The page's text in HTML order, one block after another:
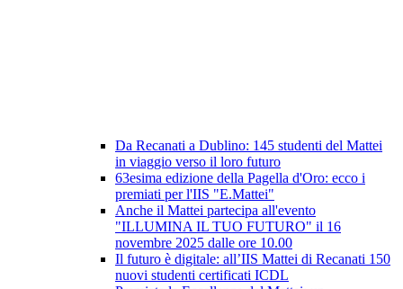
Da Recanati a Dublino: 145 studenti del Mattei
in viaggio verso il loro futuro
63esima edizione della Pagella d'Oro: ecco i
premiati per l'IIS "E.Mattei"
Anche il Mattei partecipa all'evento
"ILLUMINA IL TUO FUTURO" il 16
novembre 2025 dalle ore 10.00
Il futuro è digitale: all’IIS Mattei di Recanati 150
nuovi studenti certificati ICDL